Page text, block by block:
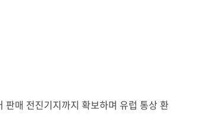
판매 전진기지까지 확보하며 유럽 통상 환